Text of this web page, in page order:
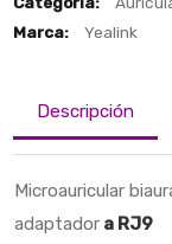
Marca:
Yealink
Descripción
Microauricular
adaptador a RJ9